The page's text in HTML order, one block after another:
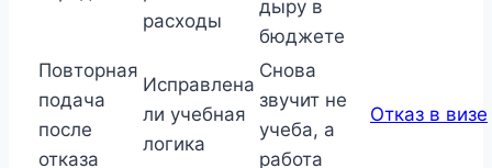
расходы
дыру в
бюджете
Повторная
подача
после
отказа
Исправлена
ли учебная
логика
Снова
звучит не
учеба, а
работа
Отказ в визе